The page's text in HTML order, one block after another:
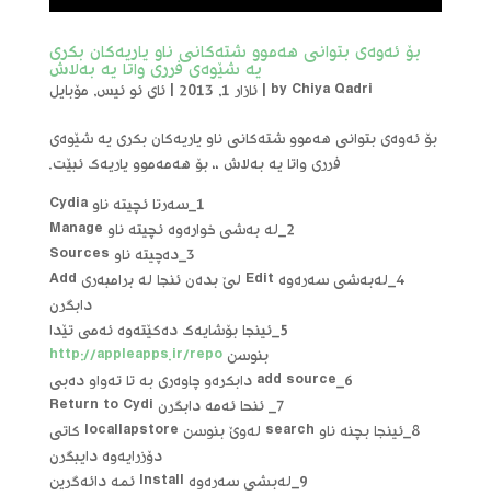
بۆ ئه‌وه‌ی بتوانی هه‌موو شته‌كانی ناو یاریه‌كان بكری
یه‌ شێوه‌ی فرری واتا یه‌ به‌لاش
by Chiya Qadri
|ئازار 1, 2013 |ئای ئو ئیس, مۆبایل
بۆ ئه‌وه‌ی بتوانی هه‌موو شته‌كانی ناو یاریه‌كان بكری یه‌ شێوه‌ی
فرری واتا یه‌ به‌لاش ،، بۆ هه‌مه‌موو یاریه‌ك ئبێت.
1_سه‌رتا ئچیته‌ ناو Cydia
2_له‌ به‌شی خواره‌وه‌ ئچیته‌ ناو Manage
3_ده‌چیته‌ ناو Sources
4_له‌به‌شی سه‌ره‌وه‌ Edit لێ بده‌ن ئنجا له‌ برامبه‌ری Add
دابگرن
5_ئینجا بۆشایه‌ك ده‌كێته‌وه‌ ئه‌می تێدا
بنوسنhttp://appleapps.ir/repo
6_add source دابكره‌و چاوه‌ری به‌ تا ته‌واو ده‌بی
7_ ئنحا ئه‌مه‌ دابگرن Return to Cydi
8_ئینجا بچنه‌ ناو search له‌وێ بنوسن locallapstore كاتی
دۆزرایه‌وه‌ دایبگرن
9_له‌بشی سه‌ره‌وه‌ Install ئمه‌ دائه‌گرین